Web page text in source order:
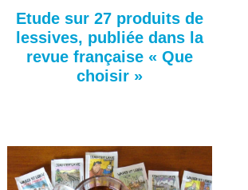
Etude sur 27 produits de
lessives, publiée dans la
revue française « Que
choisir »